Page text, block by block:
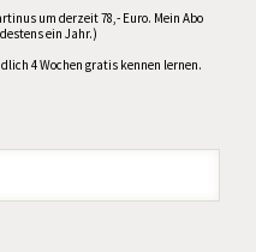
um derzeit 78,- Euro. Mein Abo
ein Jahr.)
4 Wochen gratis kennen lernen.